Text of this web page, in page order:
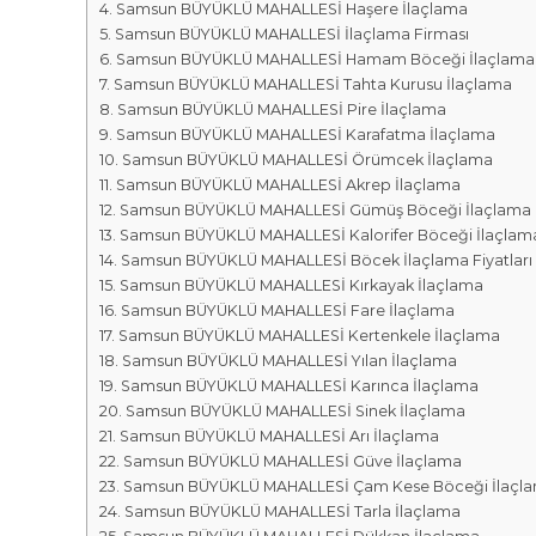
m
a
l
a
r
ı
k
a
s
ı
Samsun BÜYÜKLÜ MAHALLESİ Haşere İlaçlama
Samsun BÜYÜKLÜ MAHALLESİ İlaçlama Firması
Samsun BÜYÜKLÜ MAHALLESİ Hamam Böceği İlaçlama
Samsun BÜYÜKLÜ MAHALLESİ Tahta Kurusu İlaçlama
Samsun BÜYÜKLÜ MAHALLESİ Pire İlaçlama
Samsun BÜYÜKLÜ MAHALLESİ Karafatma İlaçlama
Samsun BÜYÜKLÜ MAHALLESİ Örümcek İlaçlama
Samsun BÜYÜKLÜ MAHALLESİ Akrep İlaçlama
Samsun BÜYÜKLÜ MAHALLESİ Gümüş Böceği İlaçlama
Samsun BÜYÜKLÜ MAHALLESİ Kalorifer Böceği
Samsun BÜYÜKLÜ MAHALLESİ Böcek İlaçlama Fiyatları
Samsun BÜYÜKLÜ MAHALLESİ Kırkayak İlaçlama
Samsun BÜYÜKLÜ MAHALLESİ Fare İlaçlama
Samsun BÜYÜKLÜ MAHALLESİ Kertenkele İlaçlama
Samsun BÜYÜKLÜ MAHALLESİ Yılan İlaçlama
Samsun BÜYÜKLÜ MAHALLESİ Karınca İlaçlama
Samsun BÜYÜKLÜ MAHALLESİ Sinek İlaçlama
Samsun BÜYÜKLÜ MAHALLESİ Arı İlaçlama
Samsun BÜYÜKLÜ MAHALLESİ Güve İlaçlama
Samsun BÜYÜKLÜ MAHALLESİ Çam Kese Böceği
Samsun BÜYÜKLÜ MAHALLESİ Tarla İlaçlama